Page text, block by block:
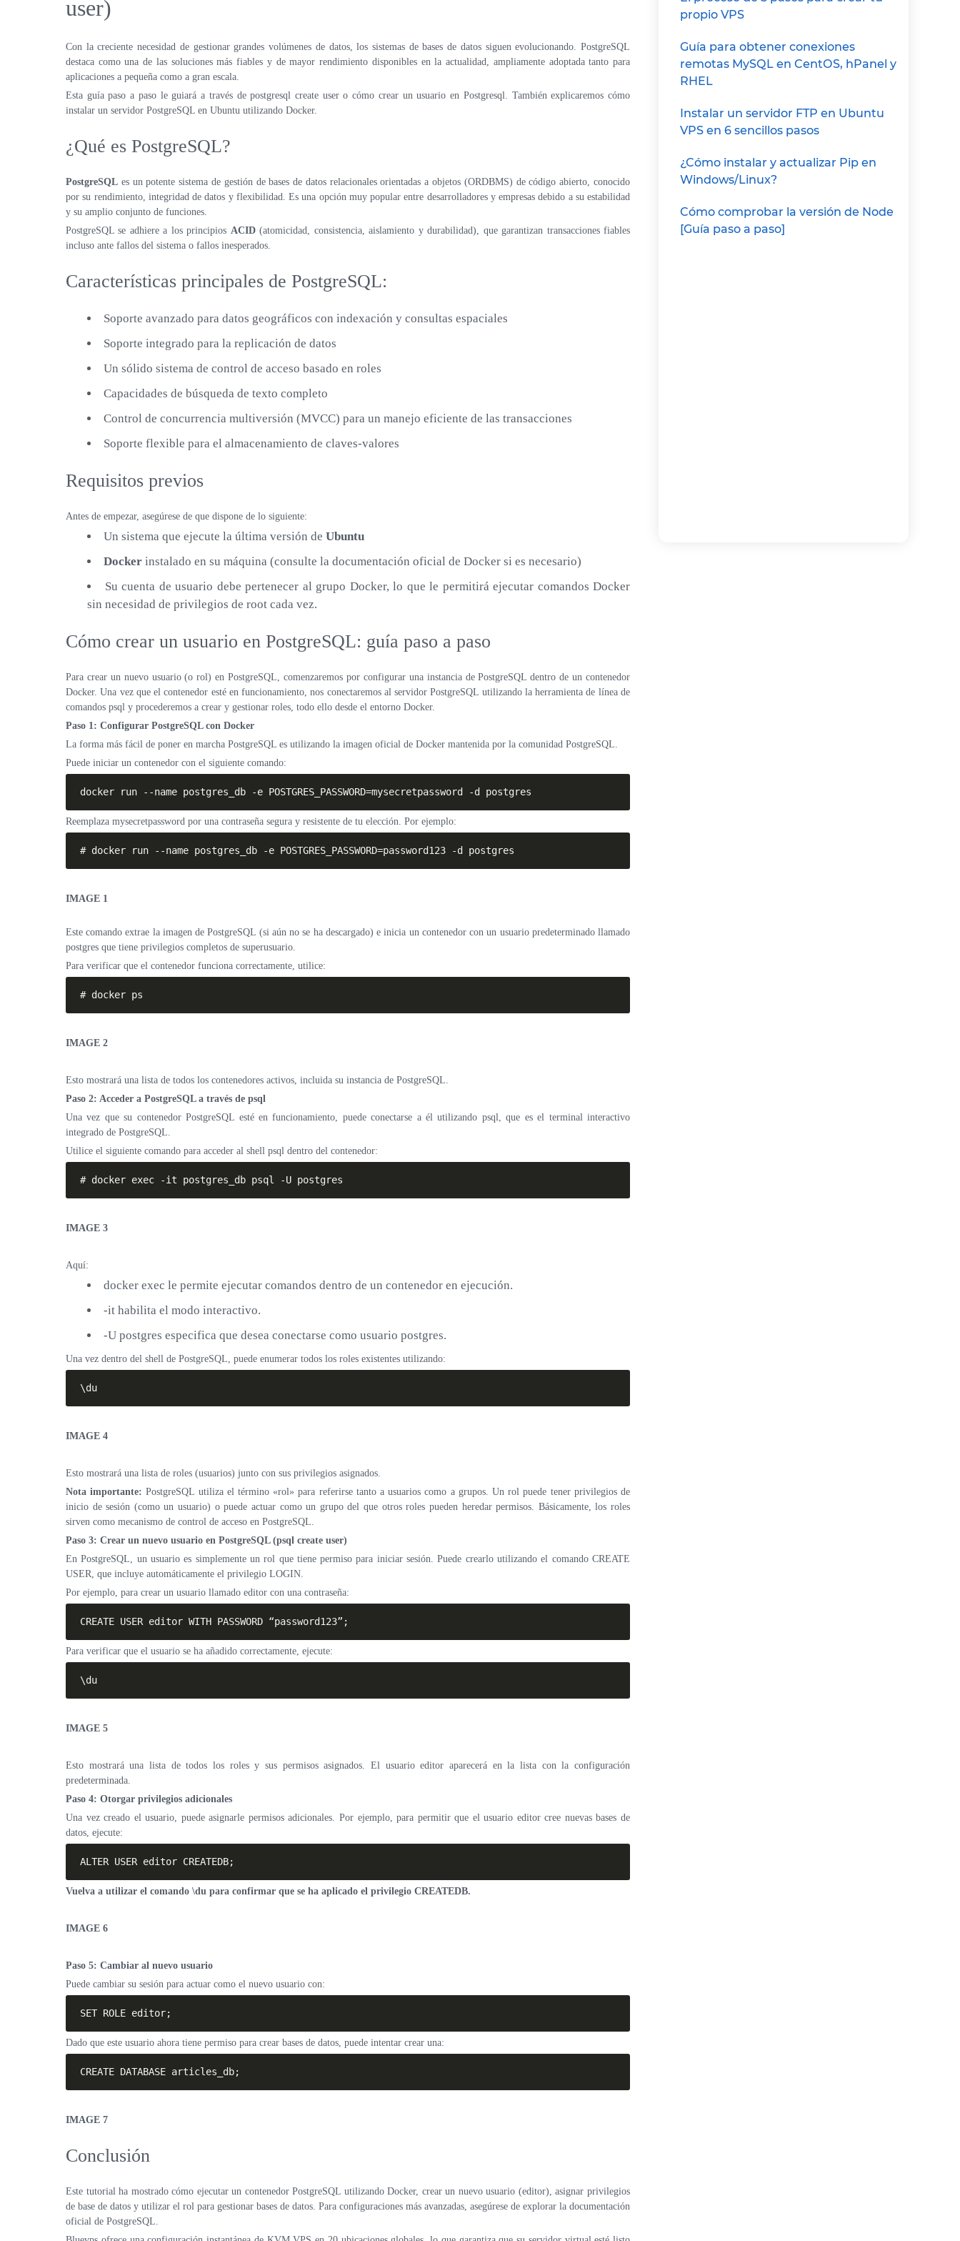
user)
Con la creciente necesidad de gestionar grandes volúmenes de datos, los sistemas de bases de datos siguen evolucionando. PostgreSQL
destaca como una de las soluciones más fiables y de mayor rendimiento disponibles en la actualidad, ampliamente adoptada tanto para
aplicaciones a pequeña como a gran escala.
Esta guía paso a paso le guiará a través de postgresql create user o cómo crear un usuario en Postgresql. También explicaremos cómo
instalar un servidor PostgreSQL en Ubuntu utilizando Docker.
¿Qué es PostgreSQL?
PostgreSQL es un potente sistema de gestión de bases de datos relacionales orientadas a objetos (ORDBMS) de código abierto, conocido
por su rendimiento, integridad de datos y flexibilidad. Es una opción muy popular entre desarrolladores y empresas debido a su estabilidad
y su amplio conjunto de funciones.
PostgreSQL se adhiere a los principios ACID(atomicidad, consistencia, aislamiento y durabilidad), que garantizan transacciones fiables
incluso ante fallos del sistema o fallos inesperados.
Características principales de PostgreSQL:
Soporte avanzado para datos geográficos con indexación y consultas espaciales
Soporte integrado para la replicación de datos
Un sólido sistema de control de acceso basado en roles
Capacidades de búsqueda de texto completo
Control de concurrencia multiversión (MVCC) para un manejo eficiente de las transacciones
Soporte flexible para el almacenamiento de claves-valores
Requisitos previos
Antes de empezar, asegúrese de que dispone de lo siguiente:
Un sistema que ejecute la última versión de Ubuntu
Docker instalado en su máquina (consulte la documentación oficial de Docker si es necesario)
Su cuenta de usuario debe pertenecer al grupo Docker, lo que le permitirá ejecutar comandos Docker
sin necesidad de privilegios de root cada vez.
Cómo crear un usuario en PostgreSQL: guía paso a paso
Para crear un nuevo usuario (o rol) en PostgreSQL, comenzaremos por configurar una instancia de PostgreSQL dentro de un contenedor
Docker. Una vez que el contenedor esté en funcionamiento, nos conectaremos al servidor PostgreSQL utilizando la herramienta de línea de
comandos psql y procederemos a crear y gestionar roles, todo ello desde el entorno Docker.
Paso 1: Configurar PostgreSQL con Docker
La forma más fácil de poner en marcha PostgreSQL es utilizando la imagen oficial de Docker mantenida por la comunidad PostgreSQL.
Puede iniciar un contenedor con el siguiente comando:
docker run --name postgres_db -e POSTGRES_PASSWORD=mysecretpassword -d postgres
Reemplaza mysecretpassword por una contraseña segura y resistente de tu elección. Por ejemplo:
# docker run --name postgres_db -e POSTGRES_PASSWORD=password123 -d postgres
IMAGE 1
Este comando extrae la imagen de PostgreSQL (si aún no se ha descargado) e inicia un contenedor con un usuario predeterminado llamado
postgres que tiene privilegios completos de superusuario.
Para verificar que el contenedor funciona correctamente, utilice:
# docker ps
IMAGE 2
Esto mostrará una lista de todos los contenedores activos, incluida su instancia de PostgreSQL.
Paso 2: Acceder a PostgreSQL a través de psql
Una vez que su contenedor PostgreSQL esté en funcionamiento, puede conectarse a él utilizando psql, que es el terminal interactivo
integrado de PostgreSQL.
Utilice el siguiente comando para acceder al shell psql dentro del contenedor:
# docker exec -it postgres_db psql -U postgres
IMAGE 3
Aquí:
docker exec le permite ejecutar comandos dentro de un contenedor en ejecución.
-it habilita el modo interactivo.
-U postgres especifica que desea conectarse como usuario postgres.
Una vez dentro del shell de PostgreSQL, puede enumerar todos los roles existentes utilizando:
\du
IMAGE 4
Esto mostrará una lista de roles (usuarios) junto con sus privilegios asignados.
Nota importante: PostgreSQL utiliza el término «rol» para referirse tanto a usuarios como a grupos. Un rol puede tener privilegios de
inicio de sesión (como un usuario) o puede actuar como un grupo del que otros roles pueden heredar permisos. Básicamente, los roles
sirven como mecanismo de control de acceso en PostgreSQL.
Paso 3: Crear un nuevo usuario en PostgreSQL (psql create user)
En PostgreSQL, un usuario es simplemente un rol que tiene permiso para iniciar sesión. Puede crearlo utilizando el comando CREATE
USER, que incluye automáticamente el privilegio LOGIN.
Por ejemplo, para crear un usuario llamado editor con una contraseña:
CREATE USER editor WITH PASSWORD “password123”;
Para verificar que el usuario se ha añadido correctamente, ejecute:
\du
IMAGE 5
Esto mostrará una lista de todos los roles y sus permisos asignados. El usuario editor aparecerá en la lista con la configuración
predeterminada.
Paso 4: Otorgar privilegios adicionales
Una vez creado el usuario, puede asignarle permisos adicionales. Por ejemplo, para permitir que el usuario editor cree nuevas bases de
datos, ejecute:
ALTER USER editor CREATEDB;
Vuelva a utilizar el comando \du para confirmar que se ha aplicado el privilegio CREATEDB.
IMAGE 6
Paso 5: Cambiar al nuevo usuario
Puede cambiar su sesión para actuar como el nuevo usuario con:
SET ROLE editor;
Dado que este usuario ahora tiene permiso para crear bases de datos, puede intentar crear una:
CREATE DATABASE articles_db;
IMAGE 7
Conclusión
Este tutorial ha mostrado cómo ejecutar un contenedor PostgreSQL utilizando Docker, crear un nuevo usuario (editor), asignar privilegios
de base de datos y utilizar el rol para gestionar bases de datos. Para configuraciones más avanzadas, asegúrese de explorar la documentación
oficial de PostgreSQL.
propio VPS
Guía para obtener conexiones
remotas MySQL en CentOS, hPanel y
RHEL
Instalar un servidor FTP en Ubuntu
VPS en 6 sencillos pasos
¿Cómo instalar y actualizar Pip en
Windows/Linux?
Cómo comprobar la versión de Node
[Guía paso a paso]